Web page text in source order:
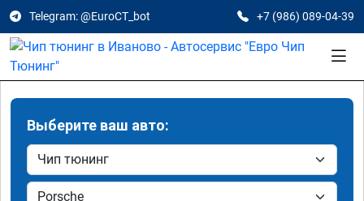
Telegram: @EuroCT_bot +7 (986) 089-04-39
Выберите ваш авто: